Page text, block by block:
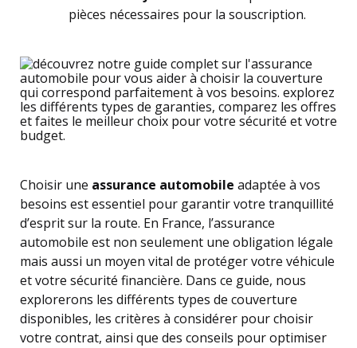
pièces nécessaires pour la souscription.
Choisir une assurance automobile adaptée à vos
besoins est essentiel pour garantir votre tranquillité
d’esprit sur la route. En France, l’assurance
automobile est non seulement une obligation légale
mais aussi un moyen vital de protéger votre véhicule
et votre sécurité financière. Dans ce guide, nous
explorerons les différents types de couverture
disponibles, les critères à considérer pour choisir
votre contrat, ainsi que des conseils pour optimiser